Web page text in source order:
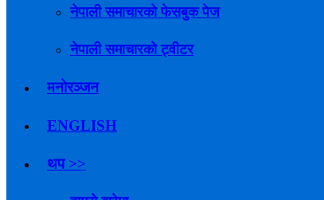
नेपाली समाचारको फेसबुक पेज
नेपाली समाचारको ट्वीटर
मनोरञ्जन
ENGLISH
थप >>